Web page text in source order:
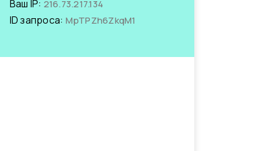
Ваш IP: 216.73.217.134
ID запроса: MpTPZh6ZkqM1